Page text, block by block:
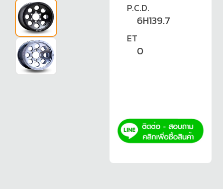
P.C.D.
6H139.7
ET
0